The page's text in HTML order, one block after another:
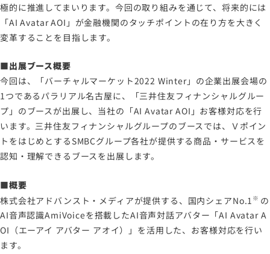
極的に推進してまいります。今回の取り組みを通じて、将来的には
「AI Avatar AOI」が金融機関のタッチポイントの在り方を大きく
変革することを目指します。
■出展ブース概要
今回は、「バーチャルマーケット2022 Winter」の企業出展会場の
1つであるパラリアル名古屋に、「三井住友フィナンシャルグルー
プ」のブースが出展し、当社の「AI Avatar AOI」お客様対応を行
います。三井住友フィナンシャルグループのブースでは、Ｖポイン
トをはじめとするSMBCグループ各社が提供する商品・サービスを
認知・理解できるブースを出展します。
■概要
株式会社アドバンスト・メディアが提供する、国内シェアNo.1 ※ の
AI音声認識AmiVoiceを搭載したAI音声対話アバター「AI Avatar A
OI（エーアイ アバター アオイ）」を活用した、お客様対応を行い
ます。